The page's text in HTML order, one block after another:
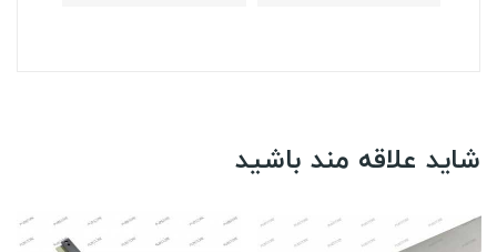
شاید علاقه مند باشید